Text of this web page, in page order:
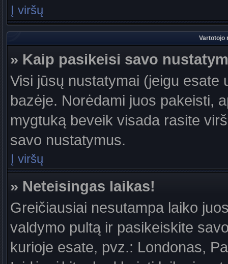
Į viršų
Vartotojo
» Kaip pasikeisi savo
Visi jūsų nustatymai (jeigu
bazėje. Norėdami juos pakeisti,
mygtuką beveik visada rasite
savo nustatymus.
Į viršų
» Neteisingas laikas!
Greičiausiai nesutampa laiko
valdymo pultą ir pasikeiskite
kurioje esate, pvz.: Londonas,